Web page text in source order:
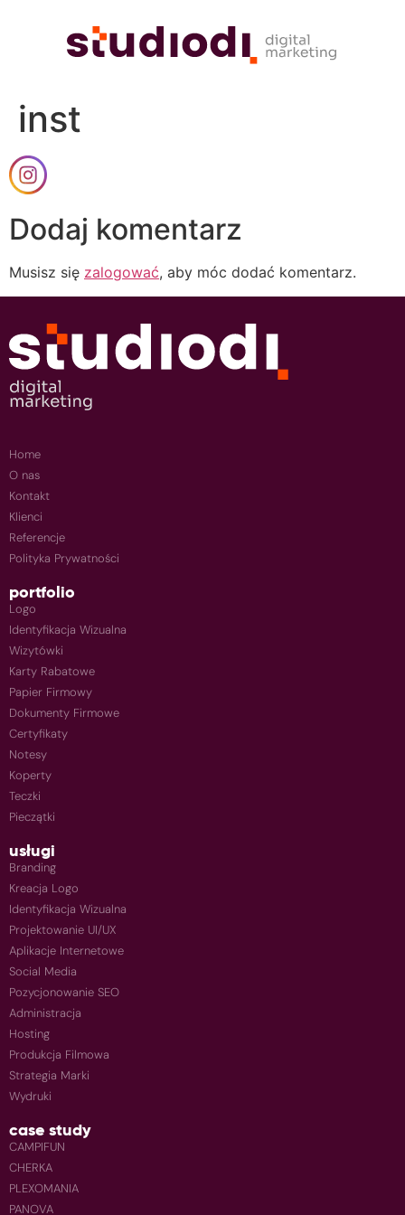
inst
Dodaj komentarz
Musisz się zalogować, aby móc dodać komentarz.
Home
O nas
Kontakt
Klienci
Referencje
Polityka Prywatności
portfolio
Logo
Identyfikacja Wizualna
Wizytówki
Karty Rabatowe
Papier Firmowy
Dokumenty Firmowe
Certyfikaty
Notesy
Koperty
Teczki
Pieczątki
usługi
Branding
Kreacja Logo
Identyfikacja Wizualna
Projektowanie UI/UX
Aplikacje Internetowe
Social Media
Pozycjonowanie SEO
Administracja
Hosting
Produkcja Filmowa
Strategia Marki
Wydruki
case study
CAMPIFUN
CHERKA
PLEXOMANIA
PANOVA